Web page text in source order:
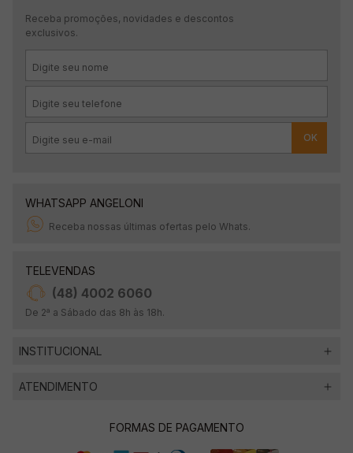
Receba promoções, novidades e descontos
exclusivos.
OK
WHATSAPP ANGELONI
Receba nossas últimas ofertas pelo Whats.
TELEVENDAS
(48) 4002 6060
De 2ª a Sábado das 8h às 18h.
INSTITUCIONAL
ATENDIMENTO
FORMAS DE PAGAMENTO